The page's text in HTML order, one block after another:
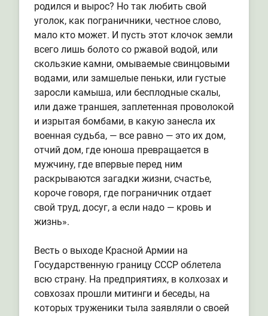
родился и вырос? Но так любить свой
уголок, как пограничники, честное слово,
мало кто может. И пусть этот клочок земли
всего лишь болото со ржавой водой, или
скользкие камни, омываемые свинцовыми
водами, или замшелые пеньки, или густые
заросли камыша, или бесплодные скалы,
или даже траншея, заплетенная проволокой
и изрытая бомбами, в какую занесла их
военная судьба, — все равно — это их дом,
отчий дом, где юноша превращается в
мужчину, где впервые перед ним
раскрываются загадки жизни, счастье,
короче говоря, где пограничник отдает
свой труд, досуг, а если надо — кровь и
жизнь».
Весть о выходе Красной Армии на
Государственную границу СССР облетела
всю страну. На предприятиях, в колхозах и
совхозах прошли митинги и беседы, на
которых труженики тыла заявляли о своей